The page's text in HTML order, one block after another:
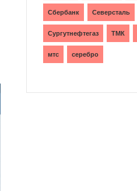
Сбербанк Северсталь
Сургутнефтегаз ТМК
мтс серебро